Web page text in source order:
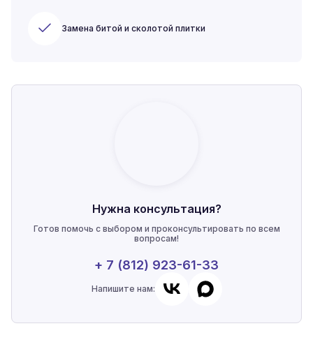
Замена битой и сколотой плитки
Нужна консультация?
Готов помочь с выбором и проконсультировать по всем
вопросам!
+ 7 (812) 923-61-33
Напишите нам: